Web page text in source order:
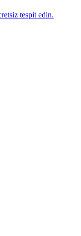
tespit edin.